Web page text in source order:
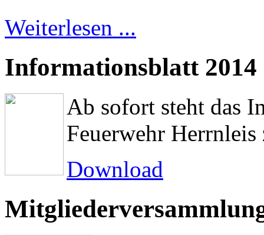
Weiterlesen ...
Informationsblatt 2014
Ab sofort steht das
Feuerwehr
Download